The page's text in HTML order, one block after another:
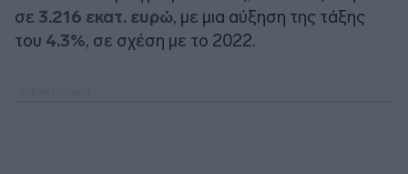
σε 3.216 εκατ. ευρώ, με μια αύξηση της τάξης
του 4.3%, σε σχέση με το 2022.